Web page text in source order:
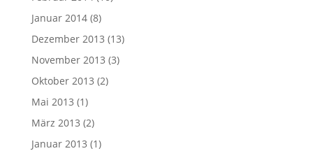
Januar 2014(8)
Dezember 2013 (13)
November 2013 (3)
Oktober 2013 (2)
Mai 2013 (1)
März 2013 (2)
Januar 2013 (1)